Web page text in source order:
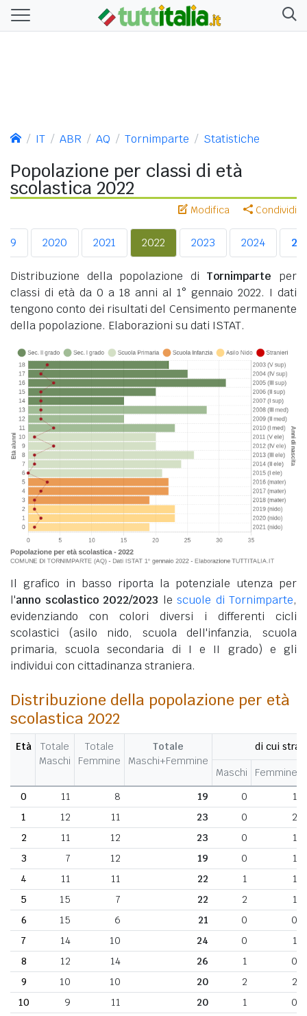
IT ABR AQ Tornimparte Statistiche
Popolazione per classi di età
scolastica 2022
Modifica Condividi
2020 2021 2022 2023 2024
Distribuzione della popolazione di Tornimparte per
classi di età da 0 a 18 anni al 1° gennaio 2022. I dati
tengono conto dei risultati del Censimento permanente
della popolazione. Elaborazioni su dati ISTAT.
Il grafico in basso riporta la potenziale utenza per
l'anno scolastico 2022/2023 le scuole di Tornimparte,
evidenziando con colori diversi i differenti cicli
scolastici (asilo nido, scuola dell'infanzia, scuola
primaria, scuola secondaria di I e II grado) e gli
individui con cittadinanza straniera.
Distribuzione della popolazione per età
scolastica 2022
Età
Totale
Maschi
Totale
Femmine
Totale
Maschi+Femmine
di cui
Maschi Femmine
0
11 8 19 0
1
1
12 11 23 0
2
2
11 12 23 0
1
3
7 12 19 0
1
4
11 11 22 1
1
5
15 7 22 2
1
6
15 6 21 0
0
7
14 10 24 0
1
8
12 14 26 1
0
9
10 10 20 2
2
10
9 11 20 1
0